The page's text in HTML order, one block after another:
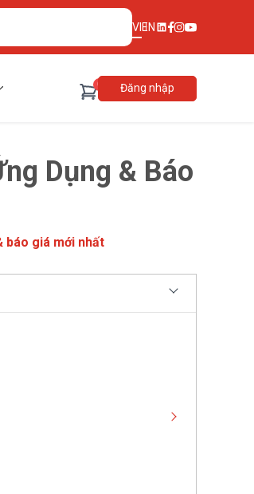
VIEN
0 Đăng nhập
Dụng & Báo
báo giá mới nhất